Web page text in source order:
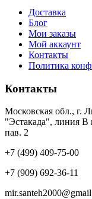
Доставка
Блог
Мои заказы
Мой аккаунт
Контакты
Политика
Контакты
Московская обл., г.
"Эстакада", линия В
пав. 2
+7 (499) 409-75-00
+7 (909) 692-36-11